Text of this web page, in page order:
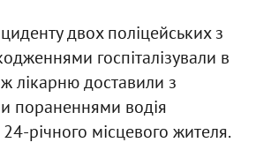
двох поліцейських з
госпіталізували в
лікарню доставили з
пораненнями водія
річного місцевого жителя.